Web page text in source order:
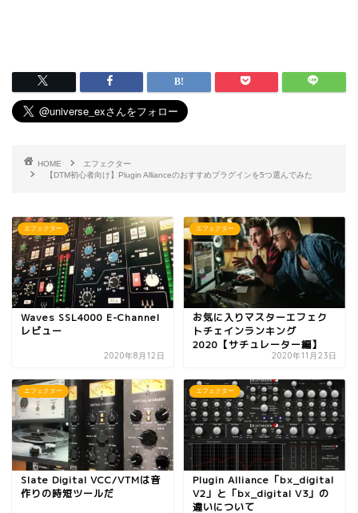
HOME
エフェクター
【DTM初心者向け】Plugin Allianceのおすすめプラグインを5つ選んでみた
エフェクター
Waves SSL4000 E-Channel
レビュー
2020年8月12日
エフェクター
お気に入りマスターエフェク
トチェインランキング
2020【サチュレーター編】
2020年11月23日
エフェクター
Slate Digital VCC/VTMは音
作りの時短ツールだ
エフェクター
Plugin Alliance「bx_digital
V2」と「bx_digital V3」の
違いについて